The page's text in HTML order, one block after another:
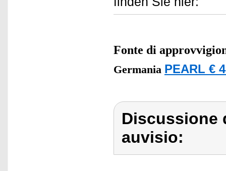
Fonte di
Germania PEARL €
Discussione
auvisio: